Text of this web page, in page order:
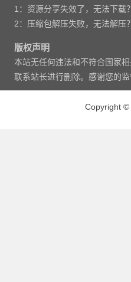
1：资源分享失效了，无法下载？
2：压缩包解压失败，无法解压
版权声明
本站无任何违法和不符合国家
联系站长进行删除。感谢您的监
Copyright